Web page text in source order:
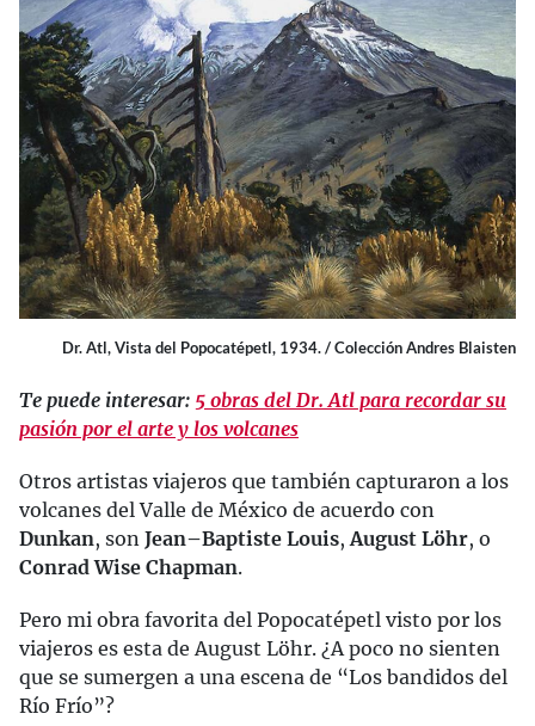
Dr. Atl, Vista del Popocatépetl, 1934. / Colección Andres Blaisten
Te puede interesar: 5 obras del Dr. Atl para recordar su
pasión por el arte y los volcanes
Otros artistas viajeros que también capturaron a los
volcanes del Valle de México de acuerdo con
Dunkan, son Jean–Baptiste Louis, August Löhr, o
Conrad Wise Chapman.
Pero mi obra favorita del Popocatépetl visto por los
viajeros es esta de August Löhr. ¿A poco no sienten
que se sumergen a una escena de “Los bandidos del
Río Frío”?